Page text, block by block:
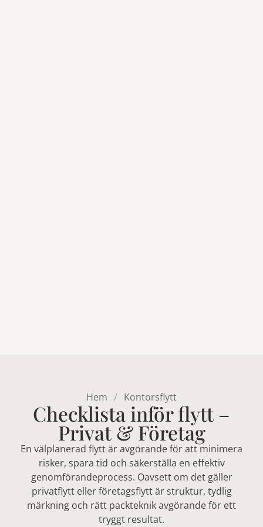
Hem Kontorsflytt
Checklista inför flytt –
Privat & Företag
En välplanerad flytt är avgörande för att minimera
risker, spara tid och säkerställa en effektiv
genomförandeprocess. Oavsett om det gäller
privatflytt eller företagsflytt är struktur, tydlig
märkning och rätt packteknik avgörande för ett
tryggt resultat.